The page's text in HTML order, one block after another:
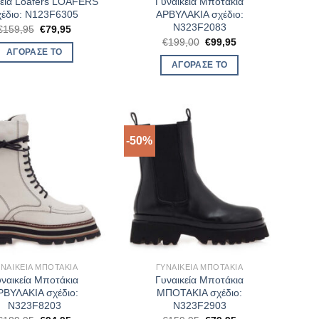
N123F6305
159,95 Original
was:
€159,95.
€79,95Η
ΑΓΌΡΑΣΈ ΤΟ
ΑΡΒΥΛΑΚΙΑ σχέδιο:
N323F2083
€199,00 Original
was:
€199,00.
€99,95Η
ΑΓΌΡΑΣΈ ΤΟ
ΜΠΟΤΆΚΙΑ
Μποτάκια
σχέδιο:
N323F8203
-50%
ΓΥΝΑΙΚΕΊΑ ΜΠΟΤΆΚΙΑ
Γυναικεία Μποτάκια
ΜΠΟΤΑΚΙΑ σχέδιο:
N323F2903